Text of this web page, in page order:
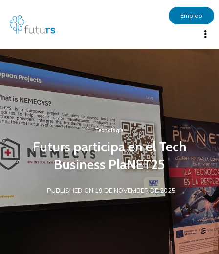
Empleo
Tecnología
Futurs participa en el Tech
Business PlaNET25
PUBLISHED ON 19 DE NOVEMBER DE 2025